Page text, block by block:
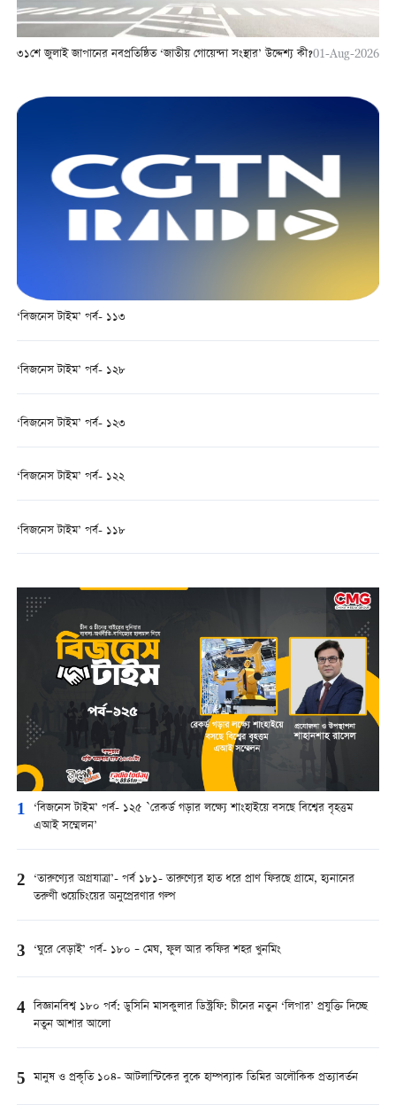
৩১শে জুলাই জাপানের নবপ্রতিষ্ঠিত ‘জাতীয় গোয়েন্দা সংস্থার’ উদ্দেশ্য কী?01-Aug-2026
‘বিজনেস টাইম’ পর্ব- ১১৩
‘বিজনেস টাইম’ পর্ব- ১২৮
‘বিজনেস টাইম’ পর্ব- ১২৩
‘বিজনেস টাইম’ পর্ব- ১২২
‘বিজনেস টাইম’ পর্ব- ১১৮
1 ‘বিজনেস টাইম’ পর্ব- ১২৫ `রেকর্ড গড়ার লক্ষ্যে শাংহাইয়ে বসছে বিশ্বের বৃহত্তম
এআই সম্মেলন’
2 ‘তারুণ্যের অগ্রযাত্রা’- পর্ব ১৮১- তারুণ্যের হাত ধরে প্রাণ ফিরছে গ্রামে, হ্যনানের
তরুণী শুয়েচিংয়ের অনুপ্রেরণার গল্প
3 ‘ঘুরে বেড়াই’ পর্ব- ১৮০ – মেঘ, ফুল আর কফির শহর খুনমিং
4 বিজ্ঞানবিশ্ব ১৮০ পর্ব: ডুসিনি মাসকুলার ডিস্ট্রফি: চীনের নতুন ‘লিপার’ প্রযুক্তি দিচ্ছে
নতুন আশার আলো
5 মানুষ ও প্রকৃতি ১০৪- আটলান্টিকের বুকে হাম্পব্যাক তিমির অলৌকিক প্রত্যাবর্তন